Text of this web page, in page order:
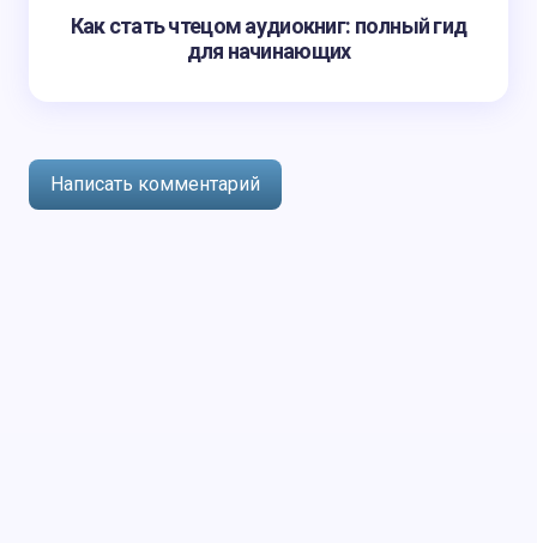
Как стать чтецом аудиокниг: полный гид
для начинающих
Написать комментарий